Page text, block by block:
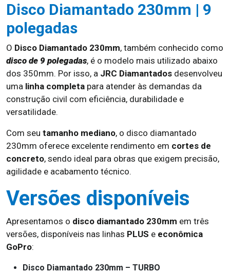
Disco Diamantado 230mm | 9
polegadas
O Disco Diamantado 230mm, também conhecido como
disco de 9 polegadas, é o modelo mais utilizado abaixo
dos 350mm. Por isso, a JRC Diamantados desenvolveu
uma linha completa para atender às demandas da
construção civil com eficiência, durabilidade e
versatilidade.
Com seu tamanho mediano, o disco diamantado
230mm oferece excelente rendimento em cortes de
concreto, sendo ideal para obras que exigem precisão,
agilidade e acabamento técnico.
Versões disponíveis
Apresentamos o disco diamantado 230mm em três
versões, disponíveis nas linhas PLUS e econômica
GoPro:
Disco Diamantado 230mm – TURBO